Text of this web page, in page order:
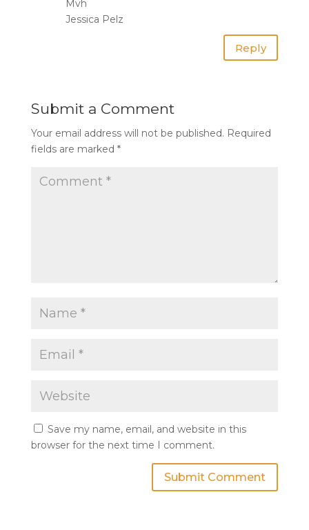
Mvh
Jessica Pelz
Reply
Submit a Comment
Your email address will not be published. Required
fields are marked *
Save my name, email, and website in this
browser for the next time I comment.